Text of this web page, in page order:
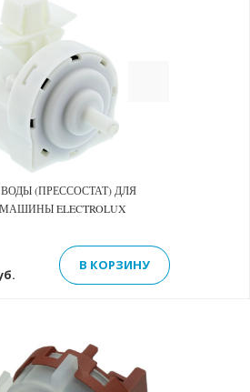
(ПРЕССОСТАТ) ДЛЯ
ELECTROLUX
В КОРЗИНУ